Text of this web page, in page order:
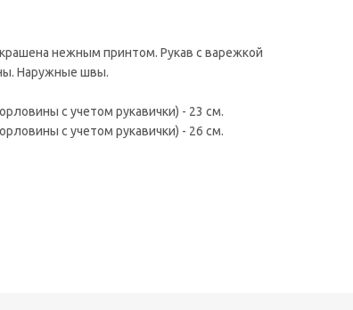
нежным принтом. Рукав с варежкой
Наружные швы.
с учетом рукавички) - 23 см.
с учетом рукавички) - 26 см.